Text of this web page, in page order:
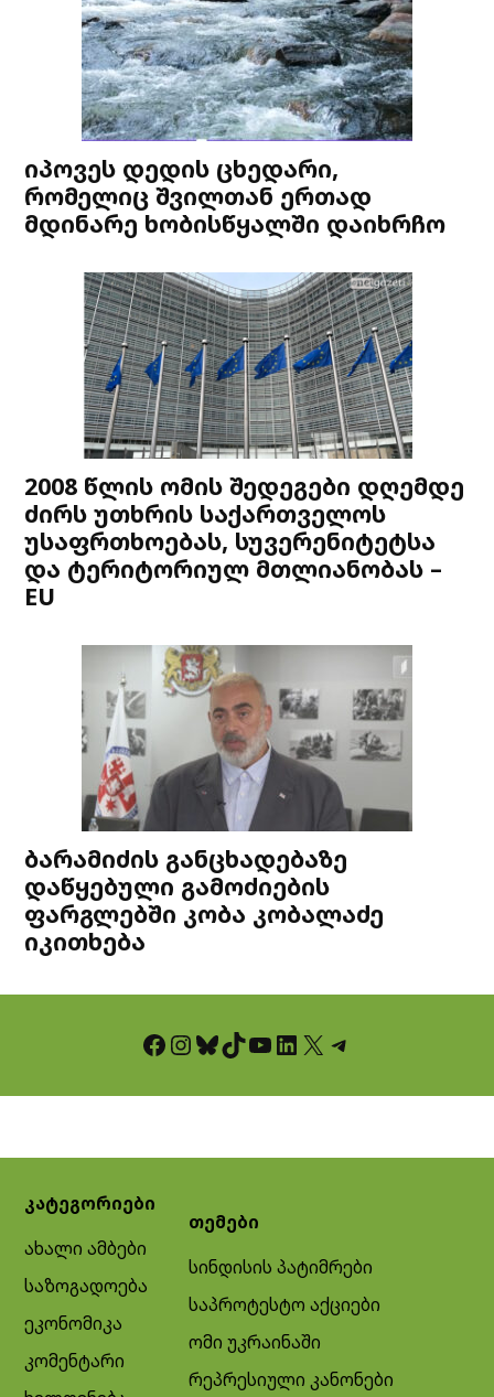
იპოვეს დედის ცხედარი,
რომელიც შვილთან ერთად
მდინარე ხობისწყალში დაიხრჩო
2008 წლის ომის შედეგები დღემდე
ძირს უთხრის საქართველოს
უსაფრთხოებას, სუვერენიტეტსა
და ტერიტორიულ მთლიანობას –
EU
ბარამიძის განცხადებაზე
დაწყებული გამოძიების
ფარგლებში კობა კობალაძე
იკითხება
Facebook InstagramBluesky TikTok YouTube LinkedIn X Telegram
კატეგორიები
ახალი ამბები
საზოგადოება
ეკონომიკა
კომენტარი
თემები
სინდისის პატიმრები
საპროტესტო აქციები
ომი უკრაინაში
რეპრესიული კანონები